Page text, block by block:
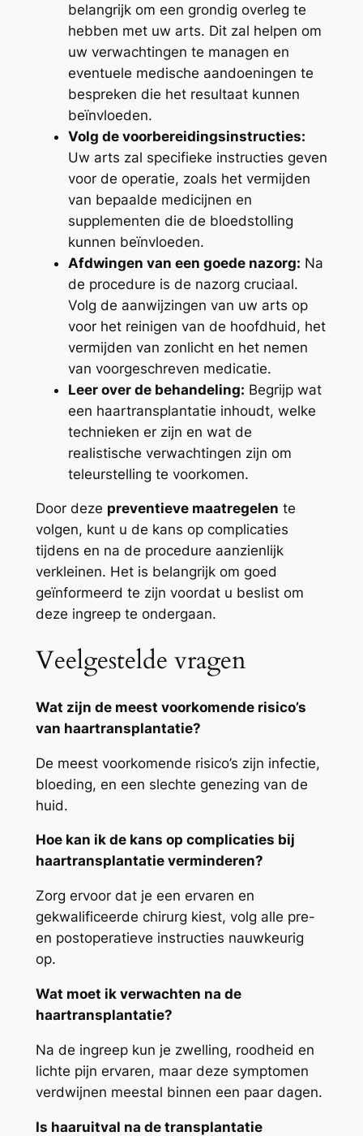
belangrijk om een grondig overleg te
hebben met uw arts. Dit zal helpen om
uw verwachtingen te managen en
eventuele medische aandoeningen te
bespreken die het resultaat kunnen
beïnvloeden.
Volg de voorbereidingsinstructies:
Uw arts zal specifieke instructies geven
voor de operatie, zoals het vermijden
van bepaalde medicijnen en
supplementen die de bloedstolling
kunnen beïnvloeden.
Afdwingen van een goede nazorg: Na
de procedure is de nazorg cruciaal.
Volg de aanwijzingen van uw arts op
voor het reinigen van de hoofdhuid, het
vermijden van zonlicht en het nemen
van voorgeschreven medicatie.
Leer over de behandeling: Begrijp wat
een haartransplantatie inhoudt, welke
technieken er zijn en wat de
realistische verwachtingen zijn om
teleurstelling te voorkomen.
Door deze preventieve maatregelen te
volgen, kunt u de kans op complicaties
tijdens en na de procedure aanzienlijk
verkleinen. Het is belangrijk om goed
geïnformeerd te zijn voordat u beslist om
deze ingreep te ondergaan.
Veelgestelde vragen
Wat zijn de meest voorkomende risico’s
van haartransplantatie?
De meest voorkomende risico’s zijn infectie,
bloeding, en een slechte genezing van de
huid.
Hoe kan ik de kans op complicaties bij
haartransplantatie verminderen?
Zorg ervoor dat je een ervaren en
gekwalificeerde chirurg kiest, volg alle pre-
en postoperatieve instructies nauwkeurig
op.
Wat moet ik verwachten na de
haartransplantatie?
Na de ingreep kun je zwelling, roodheid en
lichte pijn ervaren, maar deze symptomen
verdwijnen meestal binnen een paar dagen.
Is haaruitval na de transplantatie